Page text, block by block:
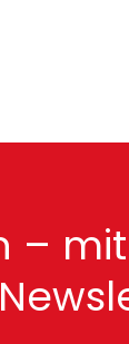
–